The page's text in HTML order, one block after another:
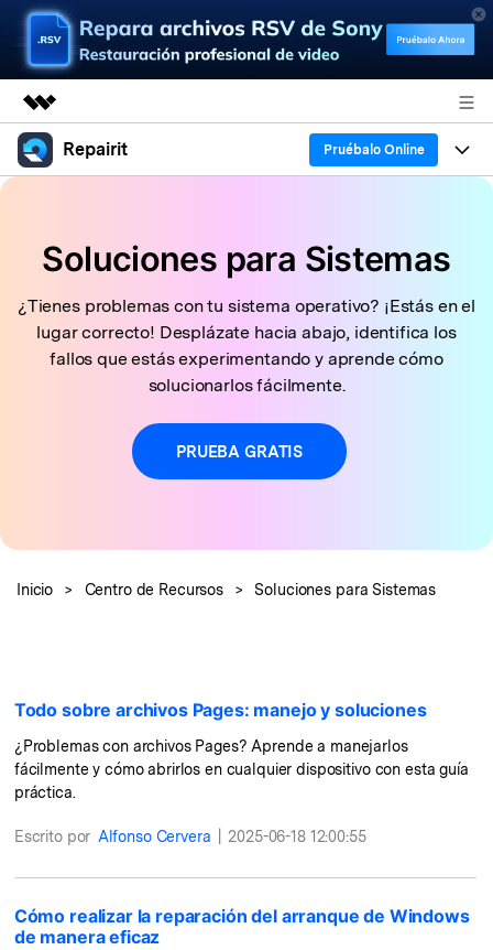
Productos destacados
Resumen
Quiénes somos
Sala de prensa
Repairit Pruébalo Online
Repairit
Repara y mejora archivos con IA
multiplataforma
Repara y mejora archivos en línea
Pruébalo en Línea
Repairit for Email
Repara correos dañados de Outlook
Funciones
Para PC
En Línea
¿Por qué Repairit?
Experto en Reparación de Datos
Guías y Soporte
Recursos
Soluciones de Video
Soluciones de Archivos
Soluciones de Audio
documentos y audios con inteligencia artificial.
Outlook.
Soluciones para Sistemas
¿Tienes problemas con tu sistema operativo? ¡Estás en el
lugar correcto! Desplázate hacia abajo, identifica los
fallos que estás experimentando y aprende cómo
solucionarlos fácilmente.
PRUEBA GRATIS
Inicio > Centro de Recursos > Soluciones para Sistemas
Todo sobre archivos Pages: manejo y soluciones
¿Problemas con archivos Pages? Aprende a manejarlos
fácilmente y cómo abrirlos en cualquier dispositivo con esta guía
práctica.
Escrito por Alfonso Cervera 2025-06-18 12:00:55
Cómo realizar la reparación del arranque de Windows
de manera eficaz